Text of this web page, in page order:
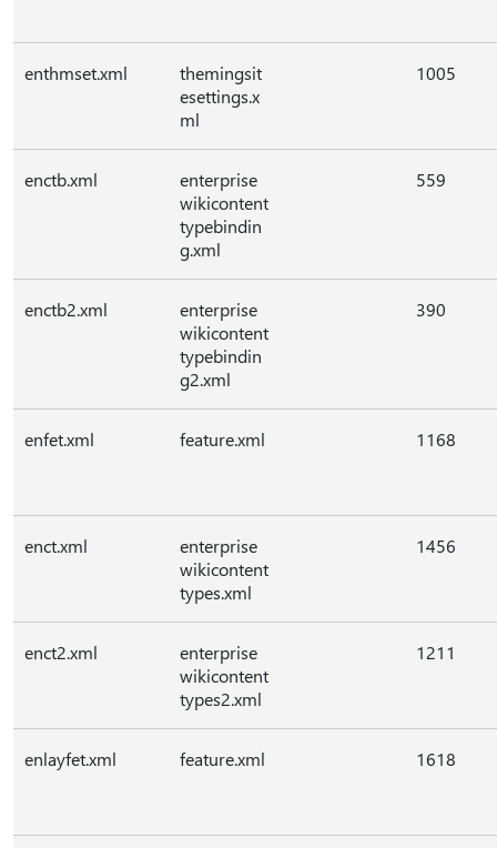
enthmset.xml
themingsit
esettings.x
ml
1005
enctb.xml
enterprise
wikicontent
typebindin
g.xml
559
enctb2.xml
enterprise
wikicontent
typebindin
g2.xml
390
enfet.xml feature.xml 1168
enct.xml
enterprise
wikicontent
types.xml
1456
enct2.xml
enterprise
wikicontent
types2.xml
1211
enlayfet.xml feature.xml 1618